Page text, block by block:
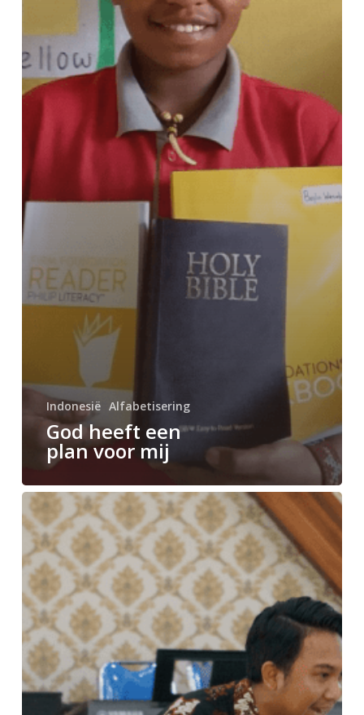
Indonesië Alfabetisering
God heeft een
plan voor mij
Thony
aan
het
werk